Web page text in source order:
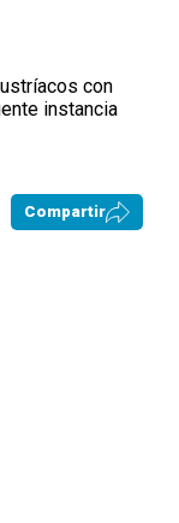
con
instancia
Compartir